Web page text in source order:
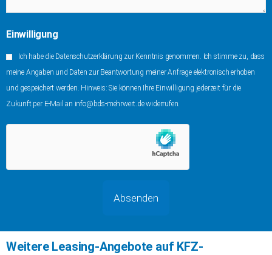
Einwilligung
Ich habe die Datenschutzerklärung zur Kenntnis genommen. Ich stimme zu, dass
meine Angaben und Daten zur Beantwortung meiner Anfrage elektronisch erhoben
und gespeichert werden. Hinweis: Sie können Ihre Einwilligung jederzeit für die
Zukunft per E-Mail an info@bds-mehrwert.de widerrufen.
Weitere Leasing-Angebote auf KFZ-